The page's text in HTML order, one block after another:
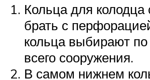
Кольца для колодца
брать с
кольца выбирают
всего сооружения.
В самом нижнем